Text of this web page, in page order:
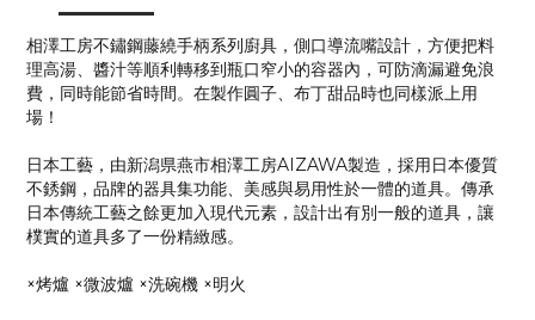
相澤工房不鏽鋼藤繞手柄系列廚具，側口導流嘴設計，方便把料
理高湯、醬汁等順利轉移到瓶口窄小的容器內，可防滴漏避免浪
費，同時能節省時間。在製作圓子、布丁甜品時也同樣派上用
場！
日本工藝，由新潟県燕市相澤工房AIZAWA製造，採用日本優質
不銹鋼，品牌的器具集功能、美感與易用性於一體的道具。傳承
日本傳統工藝之餘更加入現代元素，設計出有別一般的道具，讓
樸實的道具多了一份精緻感。
×烤爐 ×微波爐 ×洗碗機 ×明火